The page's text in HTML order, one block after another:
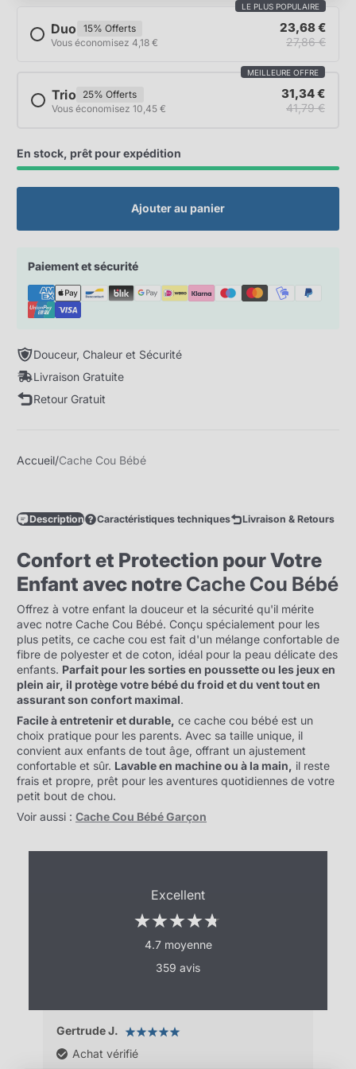
LE PLUS POPULAIRE
Duo
15% Offerts
Vous économisez 4,18 €
23,68 €
27,86 €
MEILLEURE OFFRE
Trio
25% Offerts
Vous économisez 10,45 €
31,34 €
41,79 €
En stock, prêt pour expédition
Ajouter au panier
Paiement et sécurité
Douceur, Chaleur et Sécurité
Livraison Gratuite
Retour Gratuit
Accueil Cache Cou Bébé
Description Caractéristiques techniques Livraison & Retours
Confort et Protection pour Votre
Enfant avec notre Cache Cou Bébé
Offrez à votre enfant la douceur et la sécurité qu'il mérite
avec notre Cache Cou Bébé. Conçu spécialement pour les
plus petits, ce cache cou est fait d'un mélange confortable de
fibre de polyester et de coton, idéal pour la peau délicate des
enfants. Parfait pour les sorties en poussette ou les jeux en
plein air, il protège votre bébé du froid et du vent tout en
assurant son confort maximal.
Facile à entretenir et durable, ce cache cou bébé est un
choix pratique pour les parents. Avec sa taille unique, il
convient aux enfants de tout âge, offrant un ajustement
confortable et sûr. Lavable en machine ou à la main, il reste
frais et propre, prêt pour les aventures quotidiennes de votre
petit bout de chou.
Voir aussi : Cache Cou Bébé Garçon
Excellent
4.7 moyenne
359 avis
Gertrude J.
Achat vérifié